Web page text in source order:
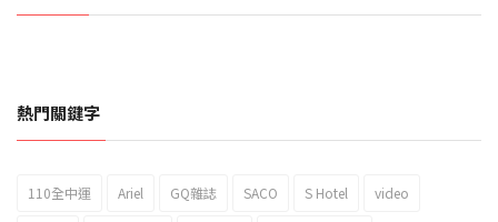
2023新北市北海岸國際風箏節「風在石起」霸氣回歸
熱門關鍵字
110全中運 Ariel GQ雜誌 SACO S Hotel video